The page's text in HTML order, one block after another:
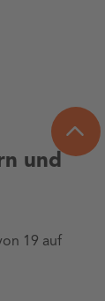
und
19 auf